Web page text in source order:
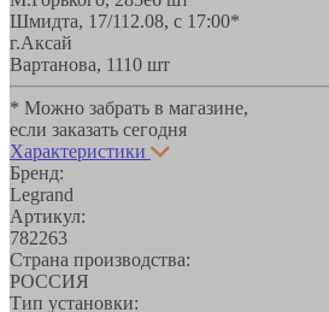
Шмидта, 17/112.08, с 17:00*
г.Аксай
Вартанова, 1110 шт
* Можно забрать в магазине,
если заказать сегодня
Характеристики
Бренд:
Legrand
Артикул:
782263
Страна производства:
РОССИЯ
Тип установки: